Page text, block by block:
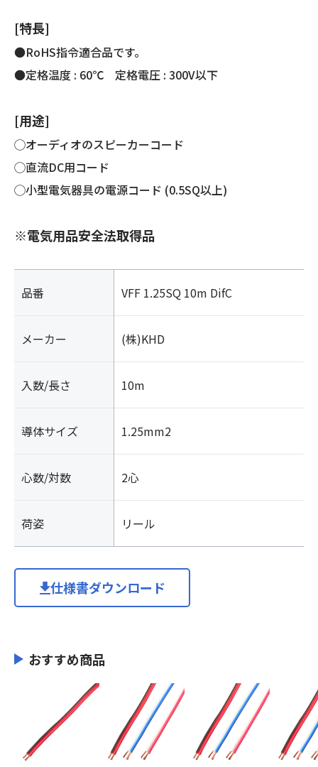
ド
個
[特長]
●RoHS指令適合品です。
●定格温度 : 60℃ 定格電圧 : 300V以下
[用途]
◯オーディオのスピーカーコード
◯直流DC用コード
◯小型電気器具の電源コード (0.5SQ以上)
※電気用品安全法取得品
品番 VFF 1.25SQ 10m DifC
メーカー (株)KHD
入数/長さ 10m
導体サイズ 1.25mm2
心数/対数 2心
荷姿 リール
仕様書ダウンロード
おすすめ商品